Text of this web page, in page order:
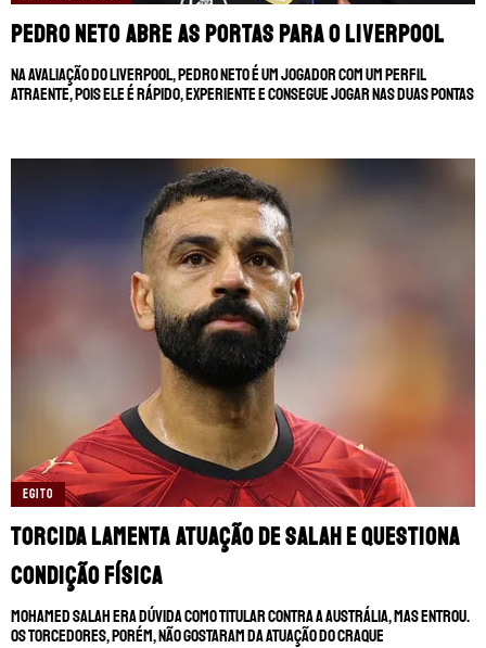
Pedro Neto abre as portas para o Liverpool
Na avaliação do Liverpool, Pedro Neto é um jogador com um perfil
atraente, pois ele é rápido, experiente e consegue jogar nas duas pontas
EGITO
Torcida lamenta atuação de Salah e questiona
condição física
Mohamed Salah era dúvida como titular contra a Austrália, mas entrou.
Os torcedores, porém, não gostaram da atuação do craque